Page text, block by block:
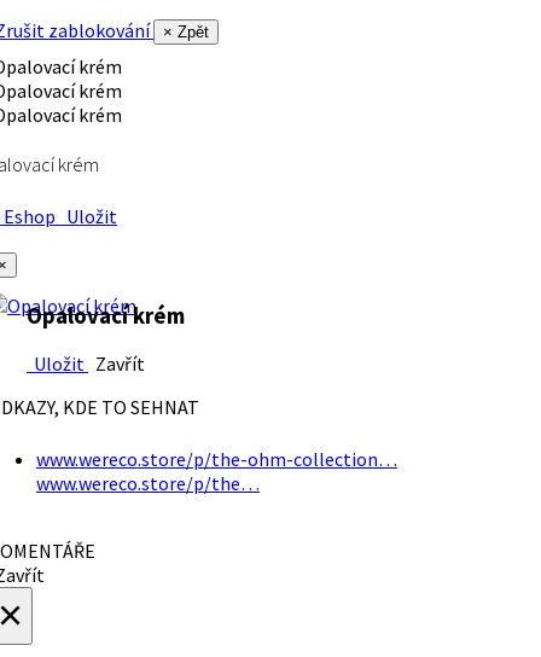
zablokování
× Zpět
krém
Uložit
Opalovací krém
Uložit Zavřít
KDE TO SEHNAT
www.wereco.store/p/the-ohm-collection…
www.wereco.store/p/the…